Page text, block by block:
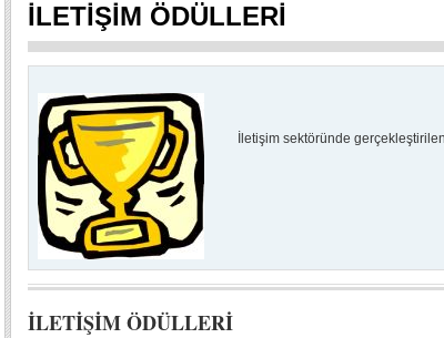
İLETİŞİM ÖDÜLLERİ
İletişim sektöründe
İLETİŞİM ÖDÜLLERİ